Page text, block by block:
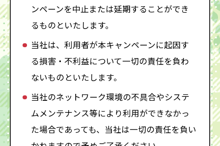
ンペーンを中止または延期することができ
るものといたします。
当社は、利用者が本キャンペーンに起因す
る損害・不利益について一切の責任を負わ
ないものといたします。
当社のネットワーク環境の不具合やシステ
ムメンテナンス等により利用ができなかっ
た場合であっても、当社は一切の責任を負い